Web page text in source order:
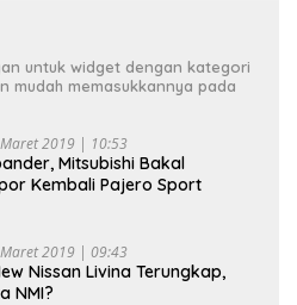
untuk widget dengan kategori
mudah memasukkannya pada
2019 | 10:53
Mitsubishi Bakal
Kembali Pajero Sport
2019 | 09:43
Nissan Livina Terungkap,
NMI?